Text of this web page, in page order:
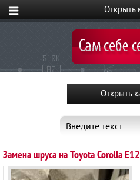
Введите текст
Замена шруса на Toyota Corolla E12